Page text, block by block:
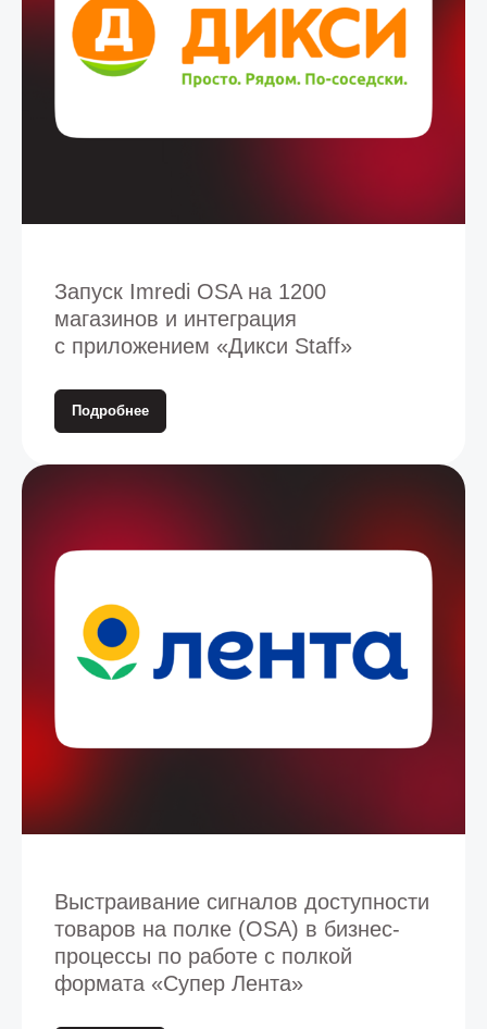
Запуск Imredi OSA на 1200
магазинов и интеграция
с приложением «Дикси Staff»
Подробнее
Выстраивание сигналов доступности
товаров на полке (OSA) в бизнес-
процессы по работе с полкой
формата «Супер Лента»